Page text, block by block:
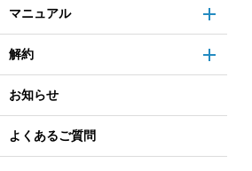
マニュアル
解約
お知らせ
よくあるご質問